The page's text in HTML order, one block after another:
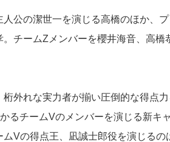
公の潔世一を演じる高橋のほか、
チームZメンバーを櫻井海音、高橋
外れな実力者が揃い圧倒的な得点
るチームVのメンバーを演じる新キ
Vの得点王、凪誠士郎役を演じるの